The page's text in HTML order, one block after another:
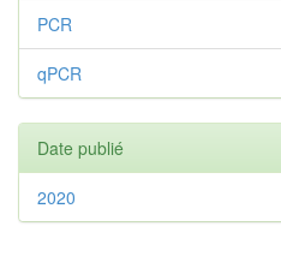
PCR
qPCR
Date publié
2020